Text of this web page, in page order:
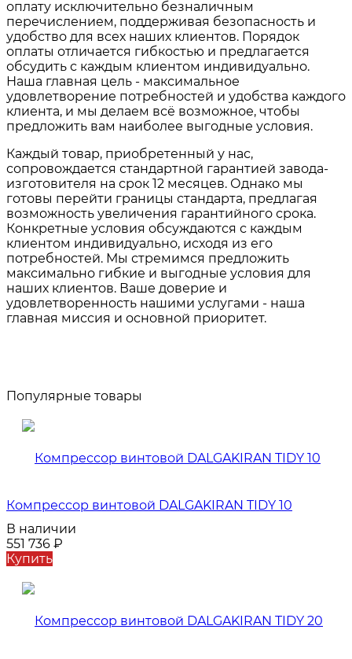
оплату исключительно безналичным
перечислением, поддерживая безопасность и
удобство для всех наших клиентов. Порядок
оплаты отличается гибкостью и предлагается
обсудить с каждым клиентом индивидуально.
Наша главная цель - максимальное
удовлетворение потребностей и удобства каждого
клиента, и мы делаем всё возможное, чтобы
предложить вам наиболее выгодные условия.
Каждый товар, приобретенный у нас,
сопровождается стандартной гарантией завода-
изготовителя на срок 12 месяцев. Однако мы
готовы перейти границы стандарта, предлагая
возможность увеличения гарантийного срока.
Конкретные условия обсуждаются с каждым
клиентом индивидуально, исходя из его
потребностей. Мы стремимся предложить
максимально гибкие и выгодные условия для
наших клиентов. Ваше доверие и
удовлетворенность нашими услугами - наша
главная миссия и основной приоритет.
Популярные товары
Компрессор винтовой DALGAKIRAN TIDY 10
В наличии
551 736 ₽
Купить